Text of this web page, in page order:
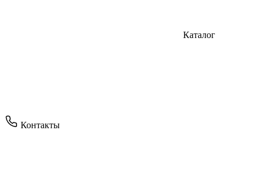
Каталог
Контакты